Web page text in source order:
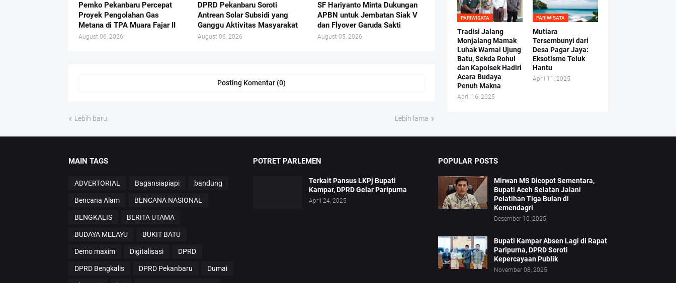
Pemko Pekanbaru Percepat
Proyek Pengolahan Gas
Metana di TPA Muara Fajar II
August 06, 2026
DPRD Pekanbaru Soroti
Antrean Solar Subsidi yang
Ganggu Aktivitas Masyarakat
August 06, 2026
SF Hariyanto Minta Dukungan
APBN untuk Jembatan Siak V
dan Flyover Garuda Sakti
August 05, 2026
Posting Komentar (0)
Lebih baru Lebih lama
PARIWISATA
Tradisi Jalang
Monjalang Mamak
Luhak Warnai Ujung
Batu, Sekda Rohul
dan Kapolsek Hadiri
Acara Budaya
Penuh Makna
April 16, 2025
PARIWISATA
Mutiara
Tersembunyi dari
Desa Pagar Jaya:
Eksotisme Teluk
Hantu
April 11, 2025
MAIN TAGS
ADVERTORIAL Bagansiapiapi bandung
Bencana Alam BENCANA NASIONAL
BENGKALIS BERITA UTAMA
BUDAYA MELAYU BUKIT BATU
Demo maxim Digitalisasi DPRD
DPRD Bengkalis DPRD Pekanbaru Dumai
POTRET PARLEMEN
Terkait Pansus LKPj Bupati
Kampar, DPRD Gelar Paripurna
April 24, 2025
POPULAR POSTS
Mirwan MS Dicopot Sementara,
Bupati Aceh Selatan Jalani
Pelatihan Tiga Bulan di
Kemendagri
Desember 10, 2025
Bupati Kampar Absen Lagi di Rapat
Paripurna, DPRD Soroti
Kepercayaan Publik
November 08, 2025